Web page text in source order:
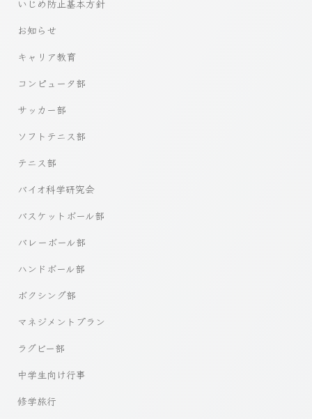
いじめ防止基本方針
お知らせ
キャリア教育
コンピュータ部
サッカー部
ソフトテニス部
テニス部
バイオ科学研究会
バスケットボール部
バレーボール部
ハンドボール部
ボクシング部
マネジメントプラン
ラグビー部
中学生向け行事
修学旅行